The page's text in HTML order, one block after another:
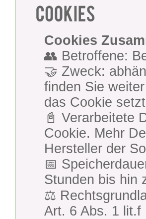
Cookies
👥 Betroffene:
🤝 Zweck:
finden Sie
das Cookie
📓 Verarbeitete
Cookie. Mehr
Hersteller der
📅
Stunden bis hin
⚖️
Art. 6 Abs. 1 lit.f